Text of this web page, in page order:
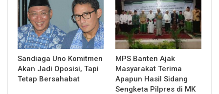
Sandiaga Uno Komitmen
Akan Jadi Oposisi, Tapi
Tetap Bersahabat
MPS Banten Ajak
Masyarakat Terima
Apapun Hasil Sidang
Sengketa Pilpres di MK